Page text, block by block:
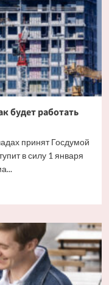
будет работать
принят Госдумой
в силу 1 января